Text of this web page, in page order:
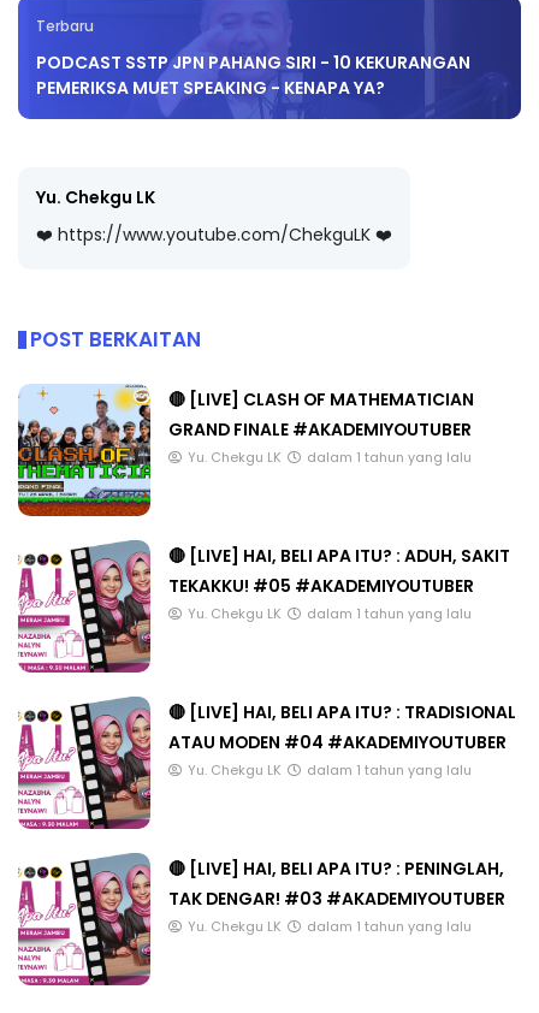
Terbaru
PODCAST SSTP JPN PAHANG SIRI - 10 KEKURANGAN
PEMERIKSA MUET SPEAKING - KENAPA YA?
Yu. Chekgu LK
❤️ https://www.youtube.com/ChekguLK ❤️
POST BERKAITAN
🔴 [LIVE] CLASH OF MATHEMATICIAN
GRAND FINALE #AKADEMIYOUTUBER
Yu. Chekgu LK dalam 1 tahun yang lalu
🔴 [LIVE] HAI, BELI APA ITU? : ADUH, SAKIT
TEKAKKU! #05 #AKADEMIYOUTUBER
Yu. Chekgu LK dalam 1 tahun yang lalu
🔴 [LIVE] HAI, BELI APA ITU? : TRADISIONAL
ATAU MODEN #04 #AKADEMIYOUTUBER
Yu. Chekgu LK dalam 1 tahun yang lalu
🔴 [LIVE] HAI, BELI APA ITU? : PENINGLAH,
TAK DENGAR! #03 #AKADEMIYOUTUBER
Yu. Chekgu LK dalam 1 tahun yang lalu